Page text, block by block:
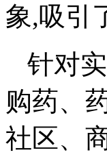
象,吸引
针对
购药、
社区、